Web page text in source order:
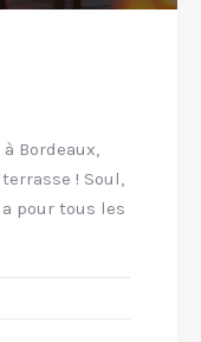
Bordeaux,
! Soul,
pour tous les